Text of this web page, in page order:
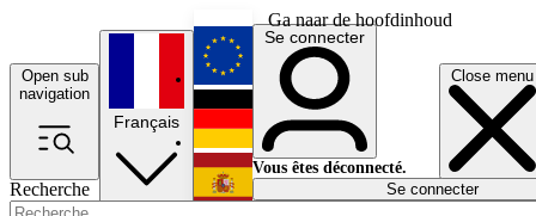
Ga naar de hoofdinhoud
Open sub
navigation
Close menu
Recherche
Français
English
Deutsch
Español
Se connecter
Vous êtes déconnecté.
Se connecter